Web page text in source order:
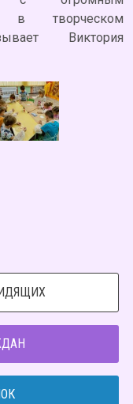
в творческом
Виктория